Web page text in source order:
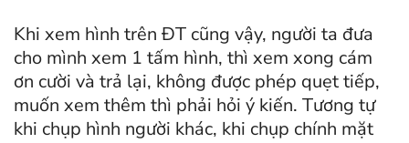
Khi xem hình trên ĐT cũng vậy, người ta đưa
cho mình xem 1 tấm hình, thì xem xong cám
ơn cười và trả lại, không được phép quẹt tiếp,
muốn xem thêm thì phải hỏi ý kiến. Tương tự
khi chụp hình người khác, khi chụp chính mặt